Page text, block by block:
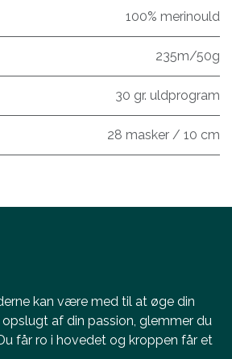
100% merinould
235m/50g
30 gr. uldprogram
28 masker / 10 cm
kan være med til at øge din
af din passion, glemmer du
får ro i hovedet og kroppen får et